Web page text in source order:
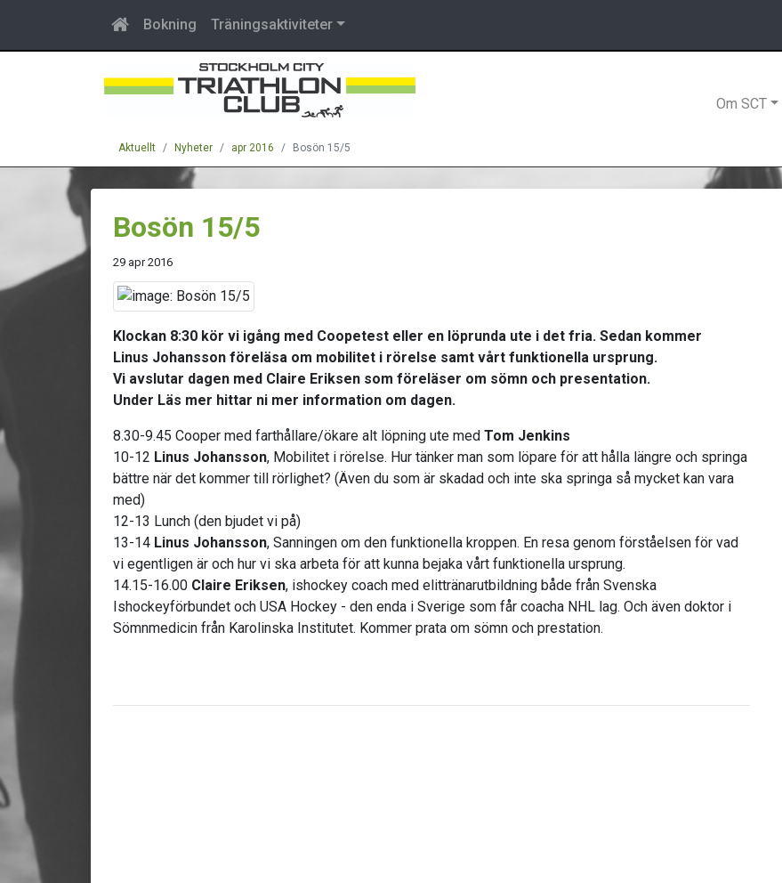
Bokning Träningsaktiviteter
Om SCT
Aktuellt Nyheter apr 2016 Bosön 15/5
Bosön 15/5
29 apr 2016
Klockan 8:30 kör vi igång med Coopetest eller en löprunda ute i det fria. Sedan kommer
Linus Johansson föreläsa om mobilitet i rörelse samt vårt funktionella ursprung.
Vi avslutar dagen med Claire Eriksen som föreläser om sömn och presentation.
Under Läs mer hittar ni mer information om dagen.
8.30-9.45 Cooper med farthållare/ökare alt löpning ute med Tom Jenkins
10-12 Linus Johansson, Mobilitet i rörelse. Hur tänker man som löpare för att hålla längre och springa
bättre när det kommer till rörlighet? (Även du som är skadad och inte ska springa så mycket kan vara
med)
12-13 Lunch (den bjudet vi på)
13-14 Linus Johansson, Sanningen om den funktionella kroppen. En resa genom förståelsen för vad
vi egentligen är och hur vi ska arbeta för att kunna bejaka vårt funktionella ursprung.
14.15-16.00 Claire Eriksen, ishockey coach med elittränarutbildning både från Svenska
Ishockeyförbundet och USA Hockey - den enda i Sverige som får coacha NHL lag. Och även doktor i
Sömnmedicin från Karolinska Institutet. Kommer prata om sömn och prestation.